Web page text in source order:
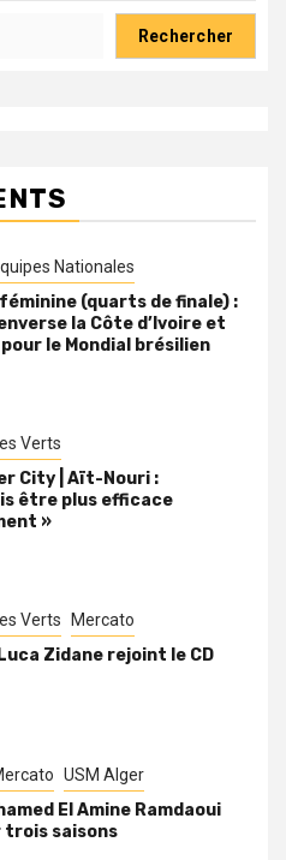
Rechercher
Nationales
(quarts de finale) :
la Côte d’Ivoire et
le Mondial brésilien
Verts
City | Aït-Nouri :
être plus efficace
»
Verts Mercato
Zidane rejoint le CD
USM Alger
El Amine Ramdaoui
trois saisons